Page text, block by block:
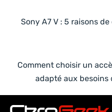
Sony A7 V : 5 raisons
Comment choisir un
adapté aux besoins